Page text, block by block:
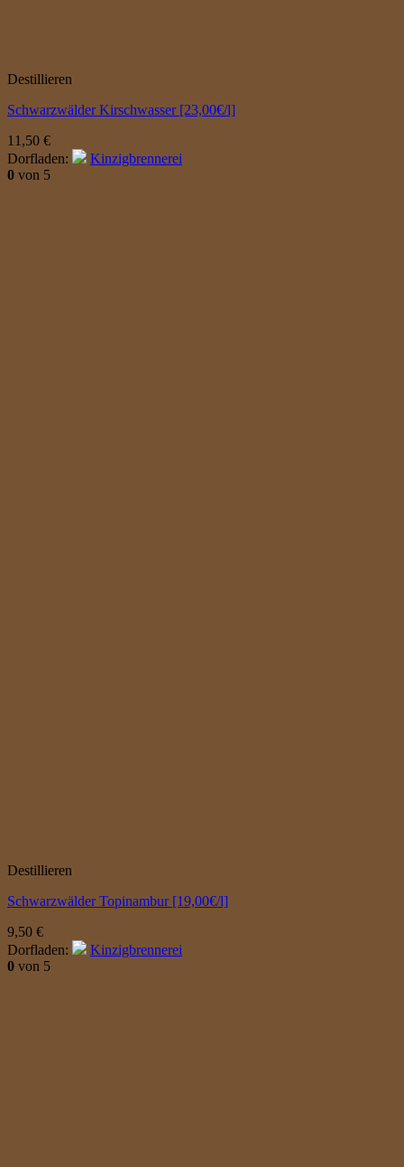
Destillieren
Schwarzwälder Kirschwasser [23,00€/l]
11,50 €
Dorfladen:
Kinzigbrennerei
0 von 5
Destillieren
Schwarzwälder Topinambur [19,00€/l]
9,50 €
Dorfladen:
Kinzigbrennerei
0 von 5